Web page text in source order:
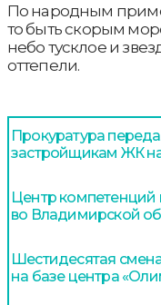
По народным
то быть скорым
небо тусклое и
оттепели.
Прокуратура
застройщикам ЖК
Центр
во Владимирской
Шестидесятая
на базе центра